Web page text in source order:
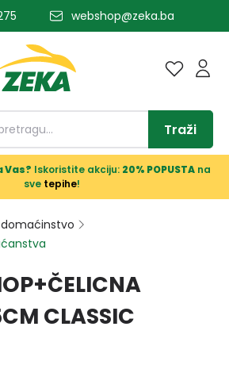
webshop@zeka.ba
Traži
Vas? Iskoristite akciju: 20% POPUSTAna
sve tepihe!
CLASSIC